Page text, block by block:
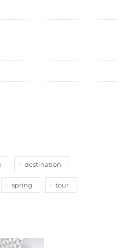
destination
spring tour